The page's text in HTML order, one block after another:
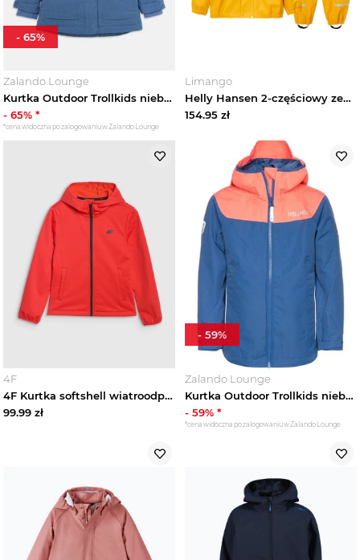
Zalando Lounge
Kurtka Outdoor Trollkids niebieski
-65% *
*cena widoczna po zalogowaniu w Zalando Lounge
-65%
Limango
Helly Hansen 2-częściowy zestaw przeciwdeszczowy "Bergen 2.0" w kolorze żółtym rozmiar: 116
154.95 zł
4F
4F Kurtka softshell wiatroodporna membrana 5000 chłopięca - czerwona 158 (12-13 lat)
99.99 zł
Zalando Lounge
Kurtka Outdoor Trollkids niebieski
- 59% *
*cena widoczna po zalogowaniu w Zalando Lounge
- 59%